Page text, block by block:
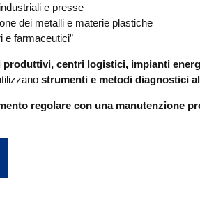
e presse
dei metalli e materie plastiche
e farmaceutici”
produttivi, centri logistici, impianti
strumenti e metodi diagnostici
regolare con una manutenzione